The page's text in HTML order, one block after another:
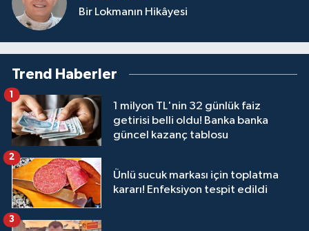
Bir Lokmanın Hikâyesi
Trend Haberler
1 milyon TL'nin 32 günlük faiz
getirisi belli oldu! Banka banka
güncel kazanç tablosu
1
Ünlü sucuk markası için toplatma
kararı! Enfeksiyon tespit edildi
2
3